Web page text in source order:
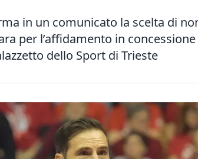
in un comunicato la scelta di
per l’affidamento in
dello Sport di Trieste